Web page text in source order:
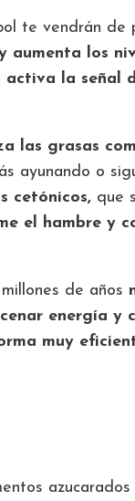
te vendrán de
aumenta los
activa la señal
las grasas
ayunando o
cetónicos, que
el hambre y
de años
energía y
muy
azucarados